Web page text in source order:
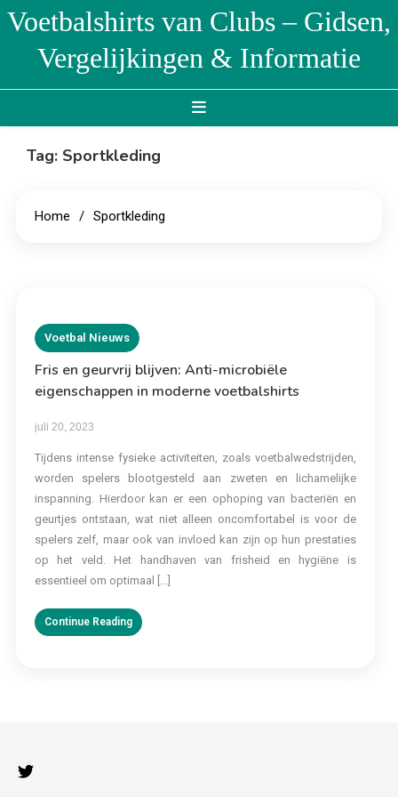
Skip
content
Voetbalshirts van Clubs – Gidsen,
Vergelijkingen & Informatie
Tag: Sportkleding
Home Sportkleding
Voetbal Nieuws
Fris en geurvrij blijven: Anti-microbiële
eigenschappen in moderne voetbalshirts
juli 20, 2023
Tijdens intense fysieke activiteiten, zoals voetbalwedstrijden,
worden spelers blootgesteld aan zweten en lichamelijke
inspanning. Hierdoor kan er een ophoping van bacteriën en
geurtjes ontstaan, wat niet alleen oncomfortabel is voor de
spelers zelf, maar ook van invloed kan zijn op hun prestaties
op het veld. Het handhaven van frisheid en hygiëne is
essentieel om optimaal […]
Continue Reading